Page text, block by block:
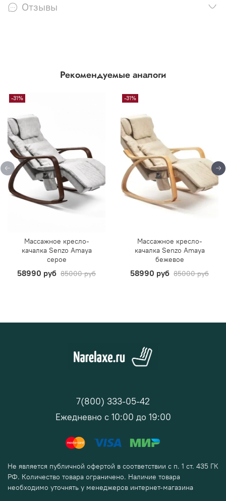
Отзывы
Рекомендуемые аналоги
-31%
Массажное кресло-
качалка Senzo Amaya
серое
58990 руб 85000 руб
-31%
Массажное кресло-
качалка Senzo Amaya
бежевое
58990 руб 85000 руб
7(800) 333-05-42
Ежедневно с 10:00 до 19:00
Не является публичной офертой в соответствии с п. 1 ст. 435 ГК
РФ. Количество товара ограничено. Наличие товара
необходимо уточнять у менеджеров интернет-магазина